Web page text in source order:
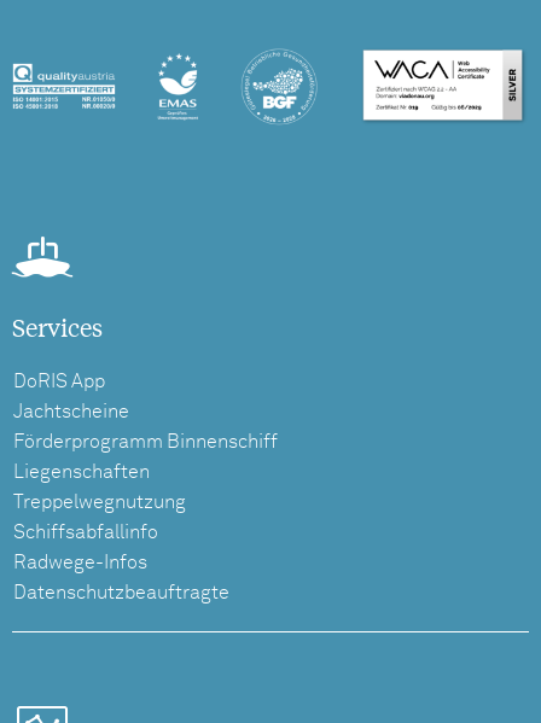
Services
DoRIS App
Jachtscheine
Förderprogramm Binnenschiff
Liegenschaften
Treppelwegnutzung
Schiffsabfallinfo
Radwege-Infos
Datenschutzbeauftragte